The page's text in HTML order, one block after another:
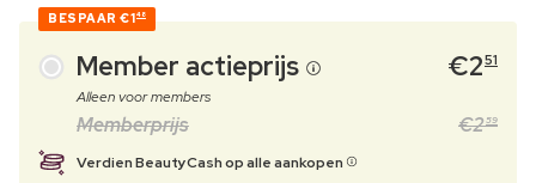
BESPAAR €148
Member actieprijs €251
Alleen voor members
Memberprijs €259
Verdien BeautyCash op alle aankopen